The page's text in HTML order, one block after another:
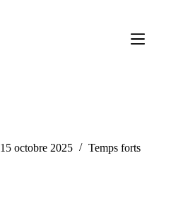
15 octobre 2025 Temps forts